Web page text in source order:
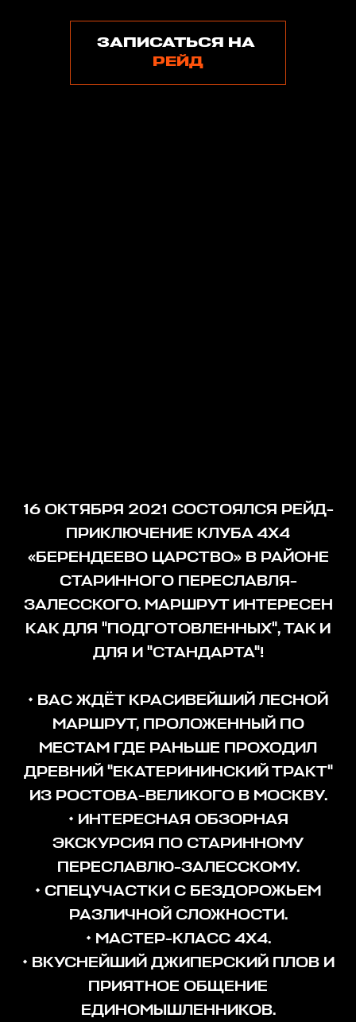
ЗАПИСАТЬСЯ НА
РЕЙД
16 ОКТЯБРЯ 2021 СОСТОЯЛСЯ РЕЙД-
ПРИКЛЮЧЕНИЕ КЛУБА 4Х4
«БЕРЕНДЕЕВО ЦАРСТВО» В РАЙОНЕ
СТАРИННОГО ПЕРЕСЛАВЛЯ-
ЗАЛЕССКОГО. МАРШРУТ ИНТЕРЕСЕН
КАК ДЛЯ "ПОДГОТОВЛЕННЫХ", ТАК И
ДЛЯ И "СТАНДАРТА"!
• ВАС ЖДЁТ КРАСИВЕЙШИЙ ЛЕСНОЙ
МАРШРУТ, ПРОЛОЖЕННЫЙ ПО
МЕСТАМ ГДЕ РАНЬШЕ ПРОХОДИЛ
ДРЕВНИЙ "ЕКАТЕРИНИНСКИЙ ТРАКТ"
ИЗ РОСТОВА-ВЕЛИКОГО В МОСКВУ.
• ИНТЕРЕСНАЯ ОБЗОРНАЯ
ЭКСКУРСИЯ ПО СТАРИННОМУ
ПЕРЕСЛАВЛЮ-ЗАЛЕССКОМУ.
• СПЕЦУЧАСТКИ С БЕЗДОРОЖЬЕМ
РАЗЛИЧНОЙ СЛОЖНОСТИ.
• МАСТЕР-КЛАСС 4Х4.
• ВКУСНЕЙШИЙ ДЖИПЕРСКИЙ ПЛОВ И
ПРИЯТНОЕ ОБЩЕНИЕ
ЕДИНОМЫШЛЕННИКОВ.